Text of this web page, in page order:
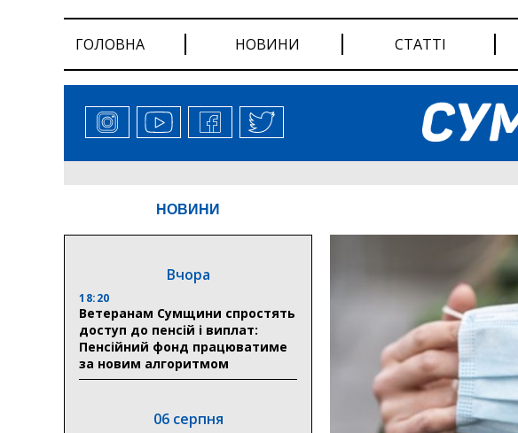
ГОЛОВНА НОВИНИ СТАТТІ
НОВИНИ
Вчора
18:20
Ветеранам Сумщини спростять
доступ до пенсій і виплат:
Пенсійний фонд працюватиме
за новим алгоритмом
06 серпня